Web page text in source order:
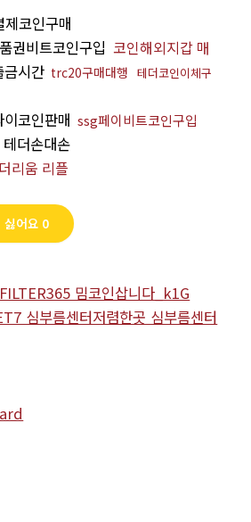
코인구매
권비트코인구입 코인해외지갑 매
시간 trc20구매대행 테더코인이체구
이코인판매 ssg페이비트코인구입
테더손대손
리움 리플
싫어요 0
밈코인삽니다_k1G
심부름센터저렴한곳 심부름센터